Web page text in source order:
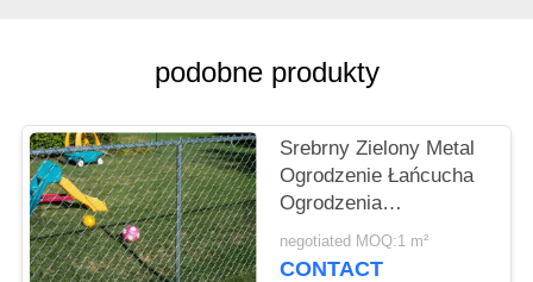
PRIVACY
POLICY
podobne produkty
Srebrny Zielony Metal
Ogrodzenie Łańcucha
Ogrodzenia
Diamentowy Kształt
Dziury Odporność na
negotiated MOQ:1 m²
CONTACT